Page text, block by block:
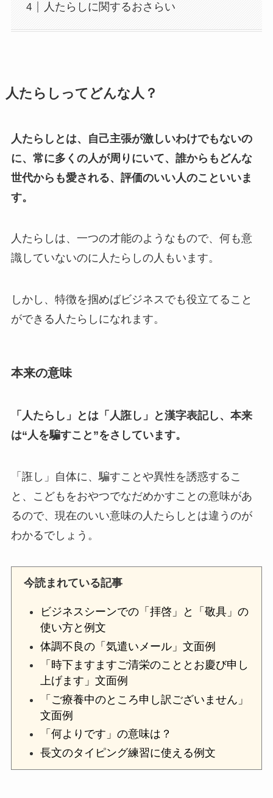
人たらしに関するおさらい
人たらしってどんな人？
人たらしとは、自己主張が激しいわけでもないの
に、常に多くの人が周りにいて、誰からもどんな
世代からも愛される、評価のいい人のこといいま
す。
人たらしは、一つの才能のようなもので、何も意
識していないのに人たらしの人もいます。
しかし、特徴を掴めばビジネスでも役立てること
ができる人たらしになれます。
本来の意味
「人たらし」とは「人誑し」と漢字表記し、本来
は“人を騙すこと”をさしています。
「誑し」自体に、騙すことや異性を誘惑するこ
と、こどもをおやつでなだめかすことの意味があ
るので、現在のいい意味の人たらしとは違うのが
わかるでしょう。
今読まれている記事
ビジネスシーンでの「拝啓」と「敬具」の
使い方と例文
体調不良の「気遣いメール」文面例
「時下ますますご清栄のこととお慶び申し
上げます」文面例
「ご療養中のところ申し訳ございません」
文面例
「何よりです」の意味は？
長文のタイピング練習に使える例文